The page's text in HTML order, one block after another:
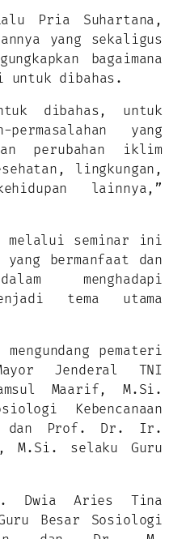
Pria Suhartana,
yang sekaligus
bagaimana
dibahas.
dibahas, untuk
permasalahan yang
perubahan iklim
lingkungan,
lainnya,”
melalui seminar ini
bermanfaat dan
menghadapi
tema utama
pemateri
Jenderal TNI
Maarif, M.Si.
Kebencanaan
dan Prof. Dr. Ir.
M.Si. selaku Guru
Dwia Aries Tina
Besar Sosiologi